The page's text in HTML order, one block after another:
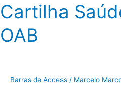
Cartilha
OAB
Barras de Access / Marcelo